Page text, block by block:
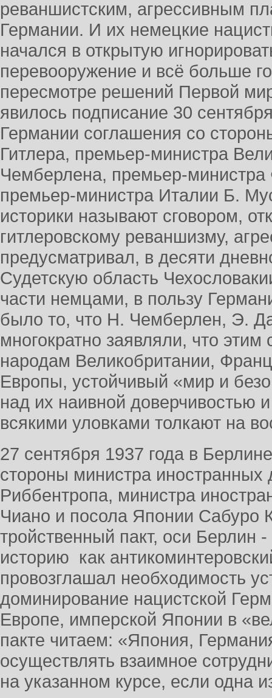
реваншистским, агрессивным
Германии. И их немецкие
начался в открытую
перевооружение и всё больше
пересмотре решений Первой
явилось подписание 30
Германии соглашения со
Гитлера, премьер-министра
Чемберлена, премьер-
премьер-министра Италии Б.
историки называют сговором,
гитлеровскому реваншизму,
предусматривал, в десяти
Судетскую область
части немцами, в пользу
было то, что Н. Чемберлен, Э.
многократно заявляли, что
народам Великобритании,
Европы, устойчивый «мир и
над их наивной доверчивостью
всякими уловками толкают на
27 сентября 1937 года в
стороны министра
Риббентропа, министра
Чиано и посола Японии Сабуро
тройственный пакт, оси
историю как
провозглашал необходимость
доминирование нацистской
Европе, имперской Японии в
пакте читаем: «Япония,
осуществлять взаимное
на указанном курсе, если одна